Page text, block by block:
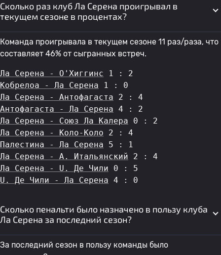
Сколько раз клуб Ла Серена проигрывал в
текущем сезоне в процентах?
Команда проигрывала в текущем сезоне 11 раз/раза, что
составляет 46% от сыгранных встреч.
Ла Серена - О'Хиггинс 1 : 2
Кобрелоа - Ла Серена 1 : 0
Ла Серена - Антофагаста 2 : 4
Антофагаста - Ла Серена 4 : 2
Ла Серена - Союз Ла Калера 0 : 2
Ла Серена - Коло-Коло 2 : 4
Палестина - Ла Серена 5 : 1
Ла Серена - A. Итальянский 2 : 4
Ла Серена - U. Де Чили 0 : 5
U. Де Чили - Ла Серена 4 : 0
Сколько пенальти было назначено в пользу клуба
Ла Серена за последний сезон?
За последний сезон в пользу команды было